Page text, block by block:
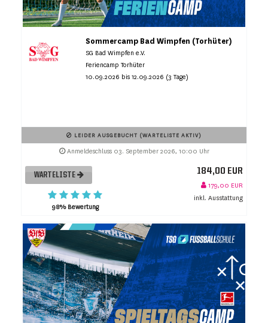
Sommercamp Bad Wimpfen (Torhüter)
SG Bad Wimpfen e.V.
Feriencamp Torhüter
10.09.2026 bis 12.09.2026 (3 Tage)
LEIDER AUSGEBUCHT (WARTELISTE AKTIV)
Anmeldeschluss 03. September 2026, 10:00 Uhr
WARTELISTE
98% Bewertung
184,00 EUR
179,00 EUR
inkl. Ausstattung